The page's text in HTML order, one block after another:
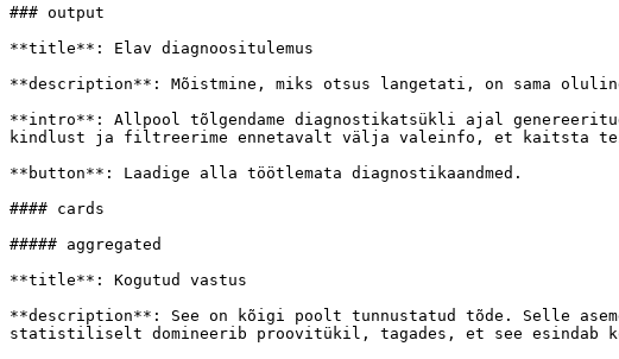
### output
**title**: Elav diagnoositulemus
**description**: Mõistmine, miks otsus langetati, on sama
**intro**: Allpool tõlgendame diagnostikatsükli ajal
kindlust ja filtreerime ennetavalt välja valeinfo, et kaitsta
**button**: Laadige alla töötlemata diagnostikaandmed.
#### cards
##### aggregated
**title**: Kogutud vastus
**description**: See on kõigi poolt tunnustatud tõde. Selle
statistiliselt domineerib proovitükil, tagades, et see esindab